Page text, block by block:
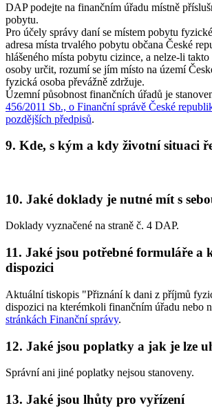
DAP podejte na finančním úřadu místně
pobytu.
Pro účely správy daní se místem pobytu
adresa místa trvalého pobytu občana České
hlášeného místa pobytu cizince, a nelze-li
osoby určit, rozumí se jím místo na území
fyzická osoba převážně zdržuje.
Územní působnost finančních úřadů je
456/2011 Sb., o Finanční správě České
pozdějších předpisů.
9. Kde, s kým a kdy životní situaci
10. Jaké doklady je nutné mít s
Doklady vyznačené na straně č. 4 DAP.
11. Jaké jsou potřebné formuláře a
dispozici
Aktuální tiskopis "Přiznání k dani z příjmů
dispozici na kterémkoli finančním úřadu nebo
stránkách Finanční správy.
12. Jaké jsou poplatky a jak je lze
Správní ani jiné poplatky nejsou stanoveny.
13. Jaké jsou lhůty pro vyřízení